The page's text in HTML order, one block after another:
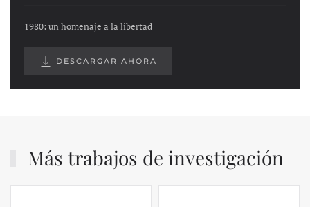
1980: un homenaje a la libertad
DESCARGAR AHORA
Más trabajos de investigación